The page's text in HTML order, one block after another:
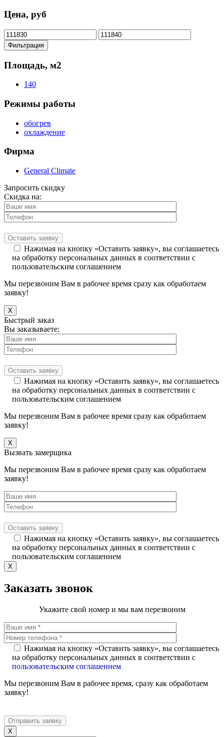
Цена, руб
Минимальная
цена
Максимальная
цена
Фильтрация
Площадь, м2
140
Режимы работы
обогрев
охлаждение
Фирма
General Climate
Запросить скидку
Скидка на:
Нажимая на кнопку «Оставить заявку», вы соглашаетесь
на обработку персональных данных в соответствии с
пользовательским соглашением
Мы перезвоним Вам в рабочее время сразу как обработаем
заявку!
X
Быстрый заказ
Вы заказываете:
Нажимая на кнопку «Оставить заявку», вы соглашаетесь
на обработку персональных данных в соответствии с
пользовательским соглашением
Мы перезвоним Вам в рабочее время сразу как обработаем
заявку!
X
Вызвать замерщика
Мы перезвоним Вам в рабочее время сразу как обработаем
заявку!
Нажимая на кнопку «Оставить заявку», вы соглашаетесь
на обработку персональных данных в соответствии с
пользовательским соглашением
X
Заказать звонок
Укажите свой номер и мы вам перезвоним
Нажимая на кнопку «Оставить заявку», вы соглашаетесь
на обработку персональных данных в соответствии с
пользовательским соглашением
Мы перезвоним Вам в рабочее время, сразу как обработаем
заявку!
X